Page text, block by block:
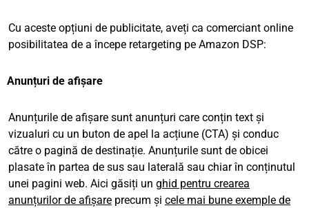
Cu aceste opțiuni de publicitate, aveți ca comerciant online
posibilitatea de a începe retargeting pe Amazon DSP:
Anunțuri de afișare
Anunțurile de afișare sunt anunțuri care conțin text și
vizualuri cu un buton de apel la acțiune (CTA) și conduc
către o pagină de destinație. Anunțurile sunt de obicei
plasate în partea de sus sau laterală sau chiar în conținutul
unei pagini web. Aici găsiți un ghid pentru crearea
anunțurilor de afișare precum și cele mai bune exemple de